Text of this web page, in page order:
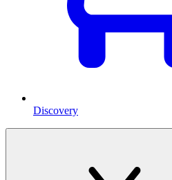
Discovery